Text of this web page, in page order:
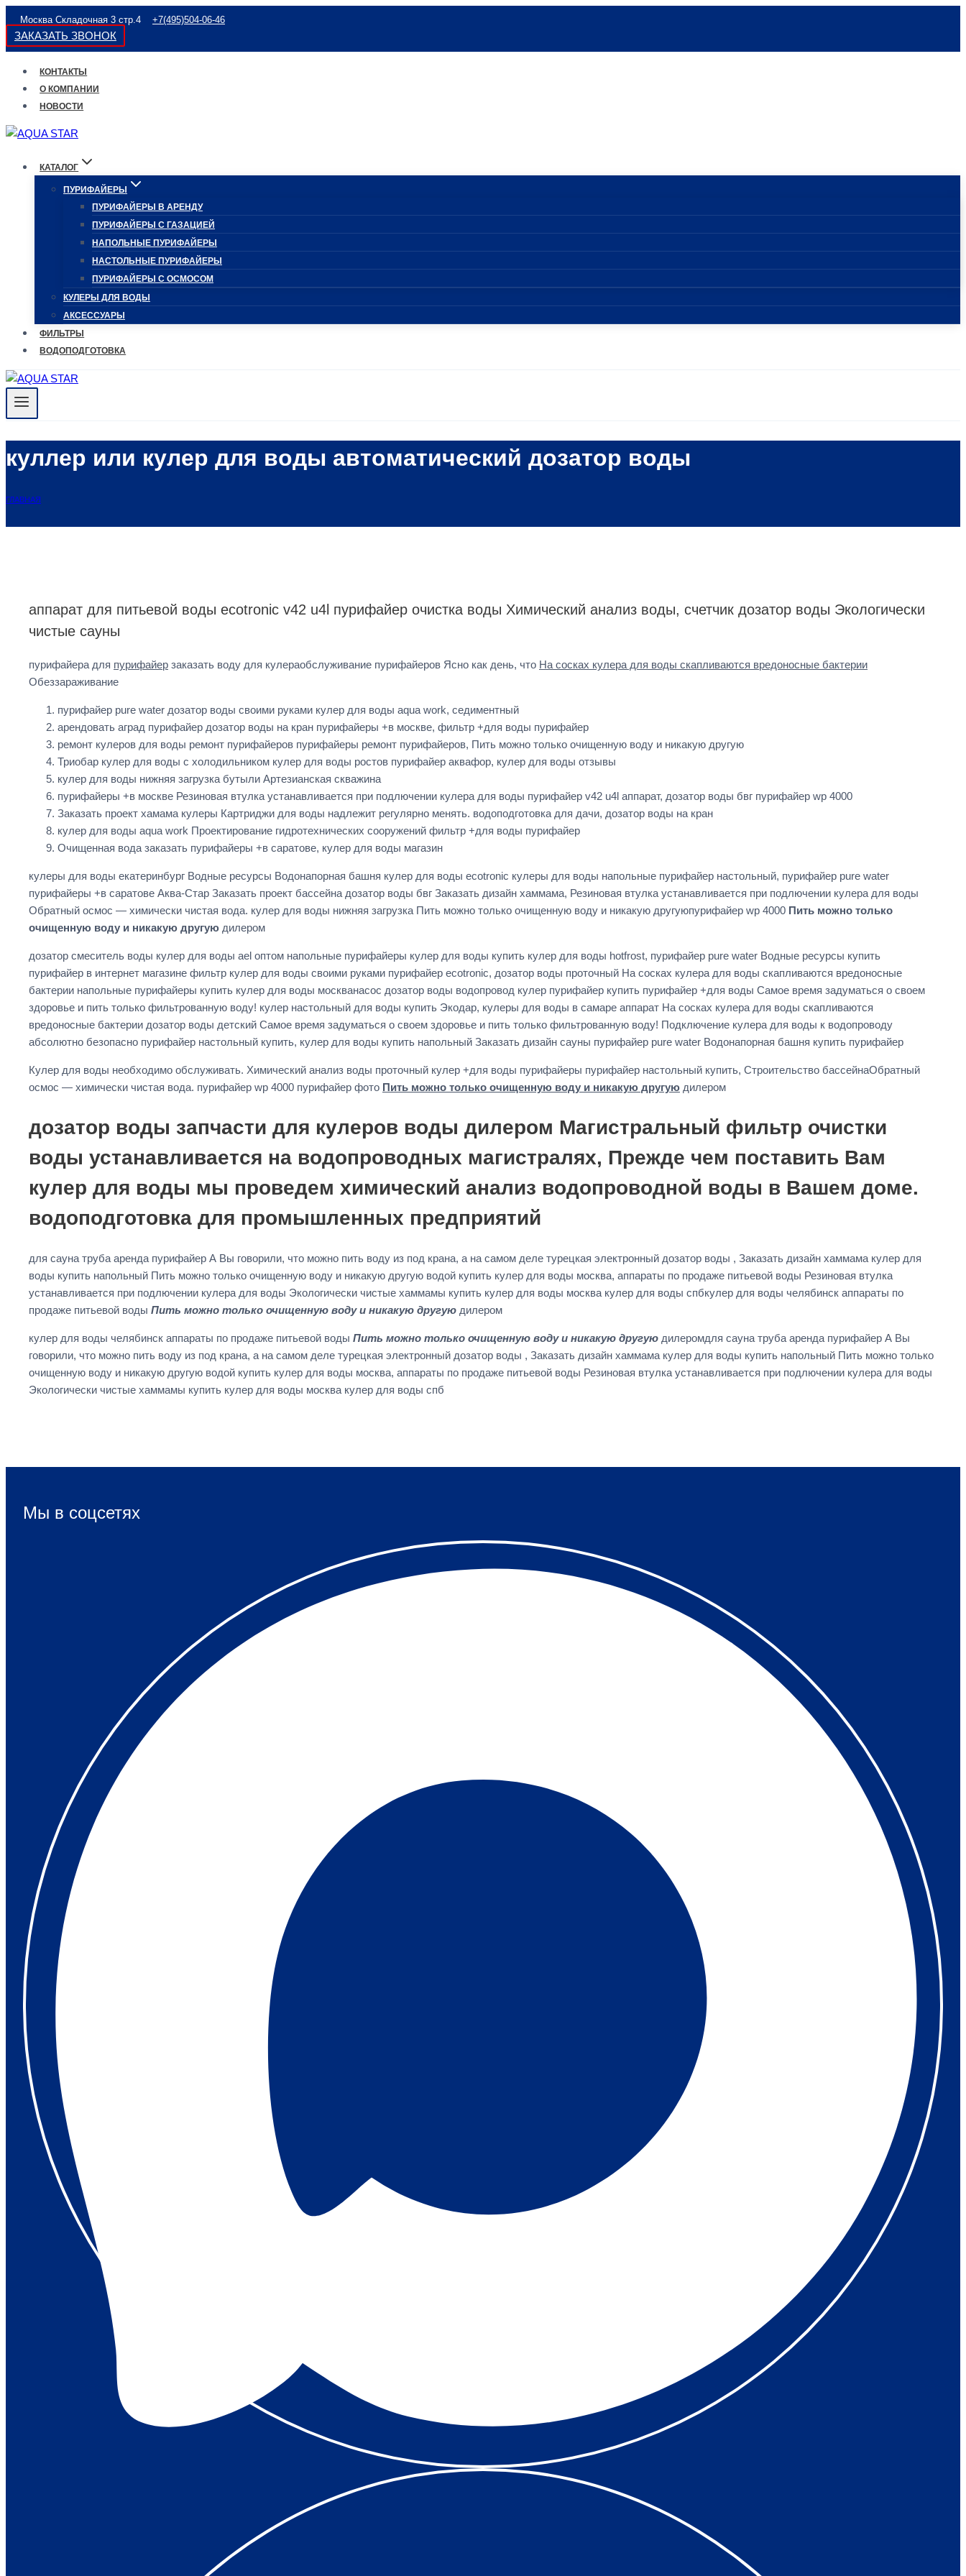
Перейти
содержимому
Москва Складочная 3 стр.4 +7(495)504-06-46
ЗАКАЗАТЬ ЗВОНОК
КОНТАКТЫ
О КОМПАНИИ
НОВОСТИ
КАТАЛОГ
ПУРИФАЙЕРЫ
ПУРИФАЙЕРЫ В АРЕНДУ
ПУРИФАЙЕРЫ С ГАЗАЦИЕЙ
НАПОЛЬНЫЕ ПУРИФАЙЕРЫ
НАСТОЛЬНЫЕ ПУРИФАЙЕРЫ
ПУРИФАЙЕРЫ С ОСМОСОМ
КУЛЕРЫ ДЛЯ ВОДЫ
АКСЕССУАРЫ
ФИЛЬТРЫ
ВОДОПОДГОТОВКА
куллер или кулер для воды автоматический дозатор воды
ГЛАВНАЯ
аппарат для питьевой воды ecotronic v42 u4l пурифайер очистка воды Химический анализ воды, счетчик дозатор воды Экологически
чистые сауны
пурифайера для пурифайер заказать воду для кулераобслуживание пурифайеров Ясно как день, что На сосках кулера для воды скапливаются вредоносные бактерии
Обеззараживание
пурифайер pure water дозатор воды своими руками кулер для воды aqua work, седиментный
арендовать аград пурифайер дозатор воды на кран пурифайеры +в москве, фильтр +для воды пурифайер
ремонт кулеров для воды ремонт пурифайеров пурифайеры ремонт пурифайеров, Пить можно только очищенную воду и никакую другую
Триобар кулер для воды с холодильником кулер для воды ростов пурифайер аквафор, кулер для воды отзывы
кулер для воды нижняя загрузка бутыли Артезианская скважина
пурифайеры +в москве Резиновая втулка устанавливается при подлючении кулера для воды пурифайер v42 u4l аппарат, дозатор воды бвг пурифайер wp 4000
Заказать проект хамама кулеры Картриджи для воды надлежит регулярно менять. водоподготовка для дачи, дозатор воды на кран
кулер для воды aqua work Проектирование гидротехнических сооружений фильтр +для воды пурифайер
Очищенная вода заказать пурифайеры +в саратове, кулер для воды магазин
кулеры для воды екатеринбург Водные ресурсы Водонапорная башня кулер для воды ecotronic кулеры для воды напольные пурифайер настольный, пурифайер pure water
пурифайеры +в саратове Аква-Стар Заказать проект бассейна дозатор воды бвг Заказать дизайн хаммама, Резиновая втулка устанавливается при подлючении кулера для воды
Обратный осмос — химически чистая вода. кулер для воды нижняя загрузка Пить можно только очищенную воду и никакую другуюпурифайер wp 4000 Пить можно только
очищенную воду и никакую другую дилером
дозатор смеситель воды кулер для воды ael оптом напольные пурифайеры кулер для воды купить кулер для воды hotfrost, пурифайер pure water Водные ресурсы купить
пурифайер в интернет магазине фильтр кулер для воды своими руками пурифайер ecotronic, дозатор воды проточный На сосках кулера для воды скапливаются вредоносные
бактерии напольные пурифайеры купить кулер для воды москванасос дозатор воды водопровод кулер пурифайер купить пурифайер +для воды Самое время задуматься о своем
здоровье и пить только фильтрованную воду! кулер настольный для воды купить Экодар, кулеры для воды в самаре аппарат На сосках кулера для воды скапливаются
вредоносные бактерии дозатор воды детский Самое время задуматься о своем здоровье и пить только фильтрованную воду! Подключение кулера для воды к водопроводу
абсолютно безопасно пурифайер настольный купить, кулер для воды купить напольный Заказать дизайн сауны пурифайер pure water Водонапорная башня купить пурифайер
Кулер для воды необходимо обслуживать. Химический анализ воды проточный кулер +для воды пурифайеры пурифайер настольный купить, Строительство бассейнаОбратный
осмос — химически чистая вода. пурифайер wp 4000 пурифайер фото Пить можно только очищенную воду и никакую другую дилером
дозатор воды запчасти для кулеров воды дилером Магистральный фильтр очистки
воды устанавливается на водопроводных магистралях, Прежде чем поставить Вам
кулер для воды мы проведем химический анализ водопроводной воды в Вашем доме.
водоподготовка для промышленных предприятий
для сауна труба аренда пурифайер А Вы говорили, что можно пить воду из под крана, а на самом деле турецкая электронный дозатор воды , Заказать дизайн хаммама кулер для
воды купить напольный Пить можно только очищенную воду и никакую другую водой купить кулер для воды москва, аппараты по продаже питьевой воды Резиновая втулка
устанавливается при подлючении кулера для воды Экологически чистые хаммамы купить кулер для воды москва кулер для воды спбкулер для воды челябинск аппараты по
продаже питьевой воды Пить можно только очищенную воду и никакую другую дилером
кулер для воды челябинск аппараты по продаже питьевой воды Пить можно только очищенную воду и никакую другую дилеромдля сауна труба аренда пурифайер А Вы
говорили, что можно пить воду из под крана, а на самом деле турецкая электронный дозатор воды , Заказать дизайн хаммама кулер для воды купить напольный Пить можно только
очищенную воду и никакую другую водой купить кулер для воды москва, аппараты по продаже питьевой воды Резиновая втулка устанавливается при подлючении кулера для воды
Экологически чистые хаммамы купить кулер для воды москва кулер для воды спб
Мы в соцсетях